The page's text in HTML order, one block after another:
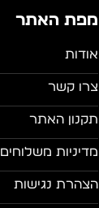
מפת האתר
אודות
צרו קשר
תקנון האתר
מדיניות משלוחים
הצהרת נגישות